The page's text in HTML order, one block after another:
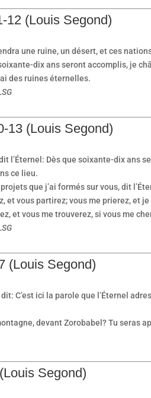
12 (Louis Segond)
une ruine, un désert, et ces
dix ans seront accomplis, je
des ruines éternelles.
13 (Louis Segond)
l’Éternel: Dès que soixante-dix ans
ce lieu.
que j’ai formés sur vous, dit
et vous partirez; vous me prierez, et
et vous me trouverez, si vous me
(Louis Segond)
C’est ici la parole que l’Éternel
devant Zorobabel? Tu seras
Segond)